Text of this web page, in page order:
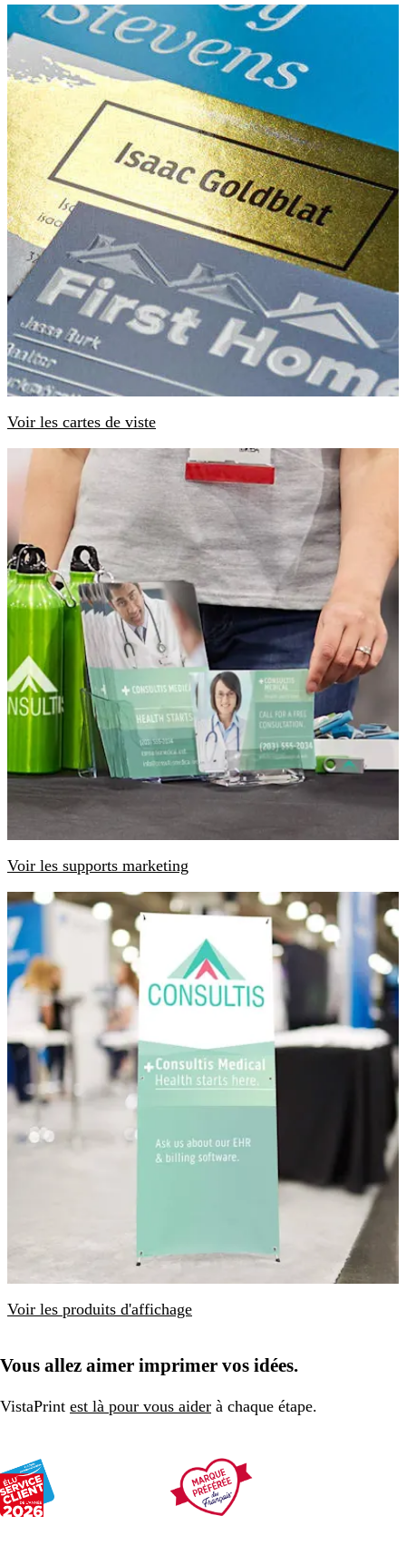
Voir les cartes de viste
Voir les supports marketing
Voir les produits d'affichage
Vous allez aimer imprimer vos idées.
VistaPrint est là pour vous aider à chaque étape.